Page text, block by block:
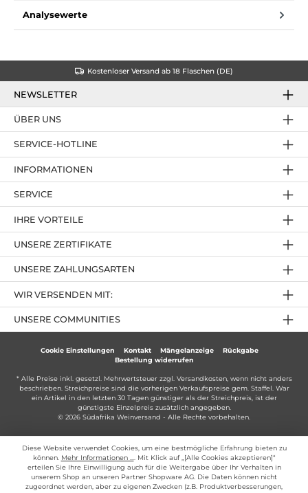
Analysewerte
Kostenloser Versand ab 18 Flaschen (DE)
NEWSLETTER
SERVICE-HOTLINE
IHRE VORTEILE
UNSERE ZAHLUNGSARTEN
ÜBER UNS
UNSERE ZERTIFIKATE
INFORMATIONEN
SERVICE
UNSERE COMMUNITIES
WIR VERSENDEN MIT:
Cookie Einstellungen Kontakt Mängelanzeige
Rückgabe
Bestellung widerrufen
* Alle Preise inkl. gesetzl. Mehrwertsteuer zzgl. Versandkosten, wenn nicht anders
beschrieben. Streichpreise sind die vorherigen Verkaufspreise gem. Staffel. War
ein Artikel in den letzten 30 Tagen günstiger als der Streichpreis, ist der
günstigste Einzelpreis zusätzlich angegeben.
© 2026 Südafrika Weinversand - Alle Rechte vorbehalten.
Diese Website verwendet Cookies, um eine bestmögliche Erfahrung bieten zu
können. Mehr Informationen ...
. Mit Klick auf „[Alle Cookies akzeptieren]“
erteilen Sie Ihre Einwilligung auch für die Weitergabe über Ihr Verhalten in
unserem Shop an unseren Partner Shopware AG. Die Daten können nicht
zugeordnet werden, aber zu eigenen Zwecken (z.B. Produktverbesserungen,